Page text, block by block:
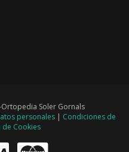
Soler Gornals
personales| Condiciones de
de Cookies